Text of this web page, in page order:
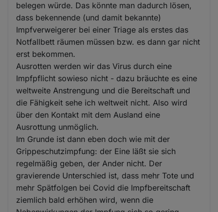
belegen würde. Das könnte man dadurch lösen,
dass bekennende (und damit bekannte)
Impfverweigerer bei einer Triage als erstes das
Notfallbett räumen müssen bzw. es dann gar nicht
erst bekommen.
Ausrotten werden wir das Virus durch eine
Impfpflicht sowieso nicht - dazu bräuchte es eine
weltweite Anstrengung und die Bereitschaft und
die Fähigkeit sehe ich weltweit nicht. Also wird
über den Kontakt mit dem Ausland eine
Ausrottung unmöglich.
Im Grunde ist dann eben doch wie mit der
Grippeschutzimpfung: der Eine läßt sie sich
regelmäßig geben, der Ander nicht. Der
gravierende Unterschied ist, dass mehr Tote und
mehr Spätfolgen bei Covid die Impfbereitschaft
ziemlich bald erhöhen wird, wenn die